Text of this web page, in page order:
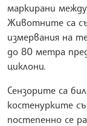
маркирани
Животните са
измервания на
до 80 метра
циклони.
Сензорите са
костенурките
постепенно се